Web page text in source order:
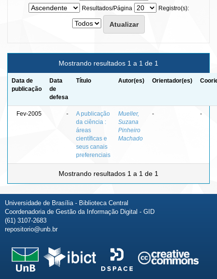
Resultados/Página
Registro(s):
Mostrando resultados 1 a 1 de 1
Data de
publicação
Data
de
defesa
Título Autor(es) Orientador(es)
Fev-2005 -
A publicação
da ciência :
áreas
científicas e
seus canais
preferenciais
Mueller,
Suzana
Pinheiro
Machado
- -
Mostrando resultados 1 a 1 de 1
Universidade de Brasília - Biblioteca Central
Coordenadoria de Gestão da Informação Digital - GID
(61) 3107-2683
repositorio@unb.br